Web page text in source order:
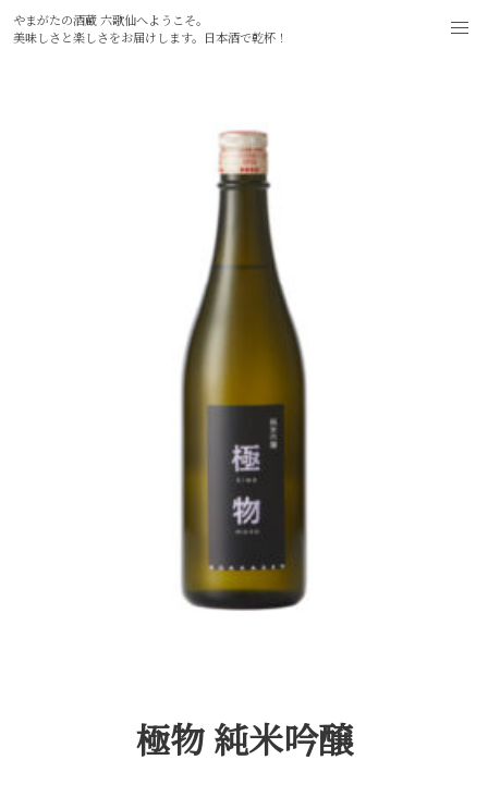
やまがたの酒蔵 六歌仙へようこそ。
美味しさと楽しさをお届けします。日本酒で乾杯！
極物 純米吟醸